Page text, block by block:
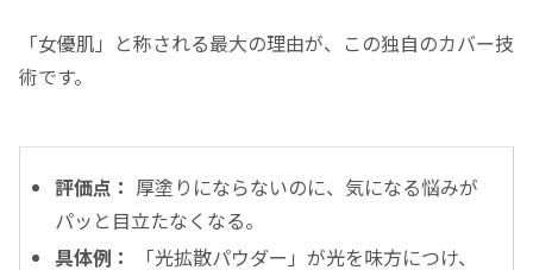
「女優肌」と称される最大の理由が、この独自のカバー技
術です。
評価点： 厚塗りにならないのに、気になる悩みが
パッと目立たなくなる。
具体例：
「光拡散パウダー」が光を味方につけ、